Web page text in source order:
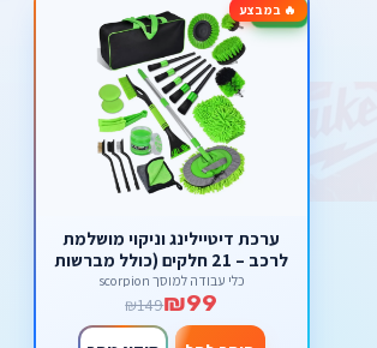
🔥 במבצע-34%
ערכת דיטיילינג וניקוי מושלמת
לרכב – 21 חלקים (כולל מברשות
למברגה ומוט טלסקופי)
כלי עבודה למוסך scorpion
₪99
₪149